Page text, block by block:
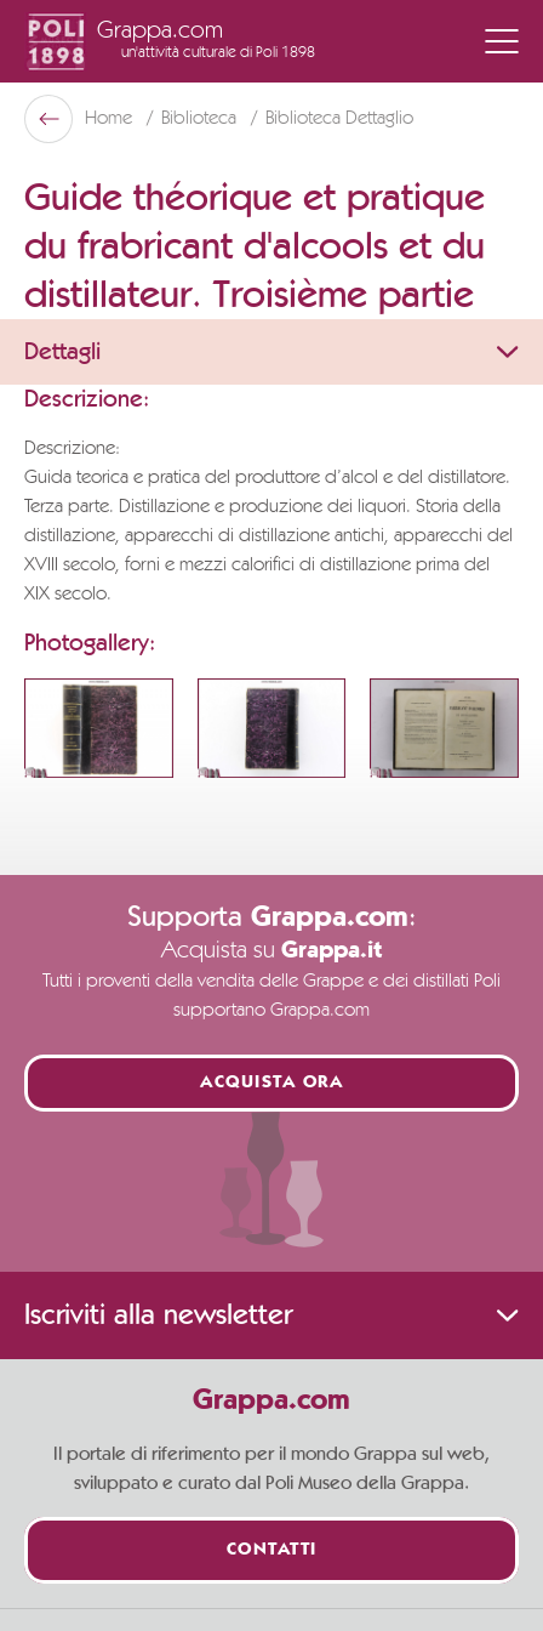
Grappa.com
un'attività culturale di Poli 1898
Poli Museo Della Grappa
Indietro
Home Biblioteca Biblioteca Dettaglio
Guide théorique et pratique
du frabricant d'alcools et du
distillateur. Troisième partie
Dettagli
Descrizione:
Descrizione:
Guida teorica e pratica del produttore d’alcol e del distillatore.
Terza parte. Distillazione e produzione dei liquori. Storia della
distillazione, apparecchi di distillazione antichi, apparecchi del
XVIII secolo, forni e mezzi calorifici di distillazione prima del
XIX secolo.
Photogallery:
Supporta Grappa.com:
Acquista su Grappa.it
Tutti i proventi della vendita delle Grappe e dei distillati Poli
supportano Grappa.com
ACQUISTA ORA
Iscriviti alla newsletter
Grappa.com
Il portale di riferimento per il mondo Grappa sul web,
sviluppato e curato dal Poli Museo della Grappa.
CONTATTI